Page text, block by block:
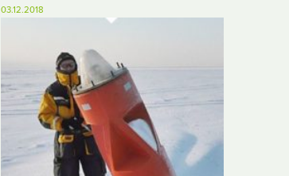
03.12.2018